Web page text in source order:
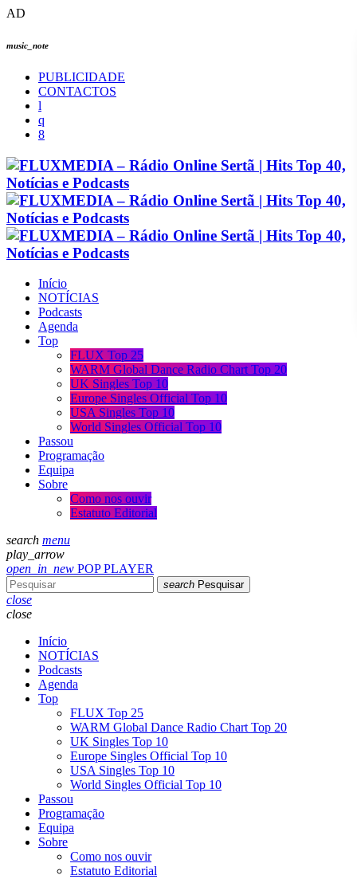
AD
music_note
PUBLICIDADE
CONTACTOS
Início
NOTÍCIAS
Podcasts
Agenda
Top
FLUX Top 25
WARM Global Dance Radio Chart Top 20
UK Singles Top 10
Europe Singles Official Top 10
USA Singles Top 10
World Singles Official Top 10
Passou
Programação
Equipa
Sobre
Como nos ouvir
Estatuto Editorial
search menu
play_arrow
open_in_new POP PLAYER
search Pesquisar
close
close
Início
NOTÍCIAS
Podcasts
Agenda
Top
FLUX Top 25
WARM Global Dance Radio Chart Top 20
UK Singles Top 10
Europe Singles Official Top 10
USA Singles Top 10
World Singles Official Top 10
Passou
Programação
Equipa
Sobre
Como nos ouvir
Estatuto Editorial